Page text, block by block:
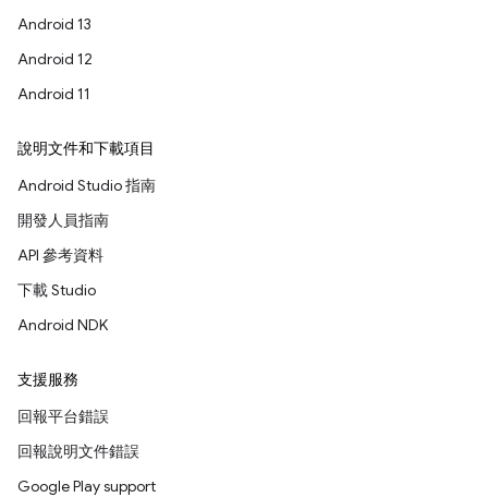
Android 13
Android 12
Android 11
說明文件和下載項目
Android Studio 指南
開發人員指南
API 參考資料
下載 Studio
Android NDK
支援服務
回報平台錯誤
回報說明文件錯誤
Google Play support